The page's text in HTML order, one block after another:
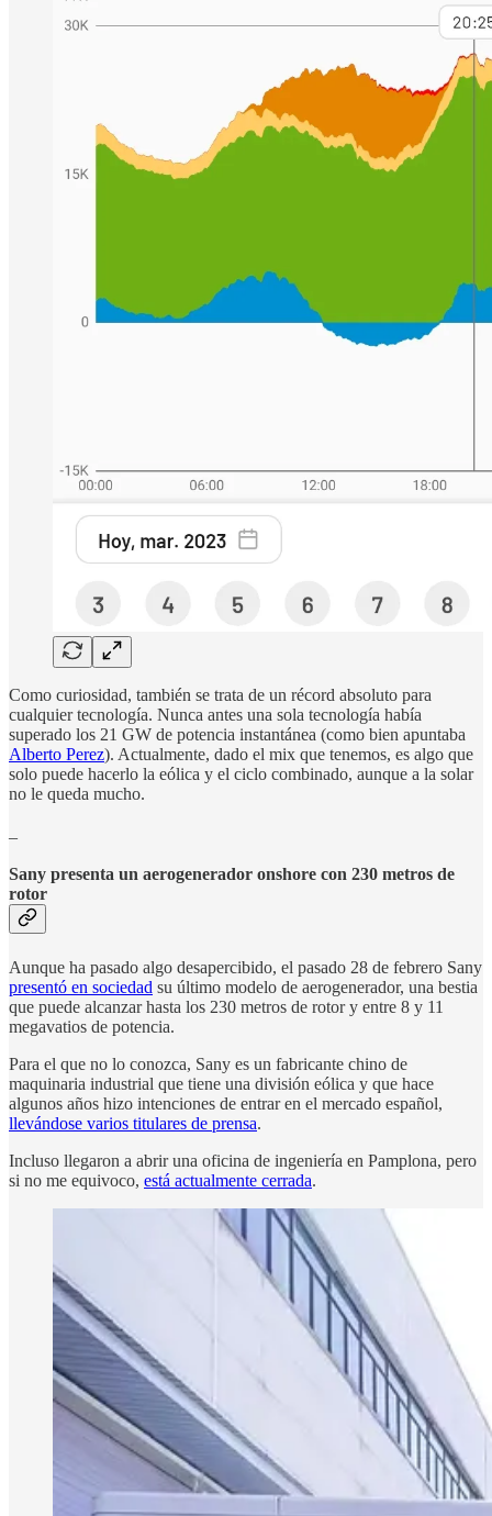
Como curiosidad, también se trata de un récord absoluto para
cualquier tecnología. Nunca antes una sola tecnología había
superado los 21 GW de potencia instantánea (como bien apuntaba
Alberto Perez). Actualmente, dado el mix que tenemos, es algo que
solo puede hacerlo la eólica y el ciclo combinado, aunque a la solar
no le queda mucho.
Sany presenta un aerogenerador onshore con 230 metros de
rotor
Aunque ha pasado algo desapercibido, el pasado 28 de febrero Sany
presentó en sociedad su último modelo de aerogenerador, una bestia
que puede alcanzar hasta los 230 metros de rotor y entre 8 y 11
megavatios de potencia.
Para el que no lo conozca, Sany es un fabricante chino de
maquinaria industrial que tiene una división eólica y que hace
algunos años hizo intenciones de entrar en el mercado español,
llevándose varios titulares de prensa.
Incluso llegaron a abrir una oficina de ingeniería en Pamplona, pero
si no me equivoco, está actualmente cerrada.